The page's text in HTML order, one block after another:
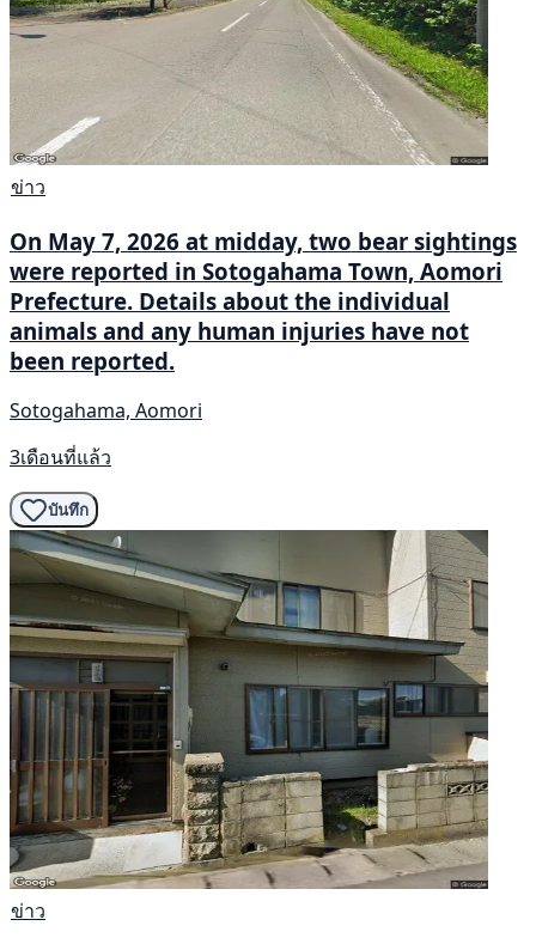
ข่าว
On May 7, 2026 at midday, two bear sightings
were reported in Sotogahama Town, Aomori
Prefecture. Details about the individual
animals and any human injuries have not
been reported.
Sotogahama, Aomori
3เดือนที่แล้ว
บันทึก
ข่าว